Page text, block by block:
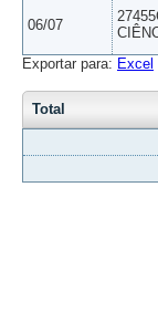
06/07
Exportar para: Excel
Total